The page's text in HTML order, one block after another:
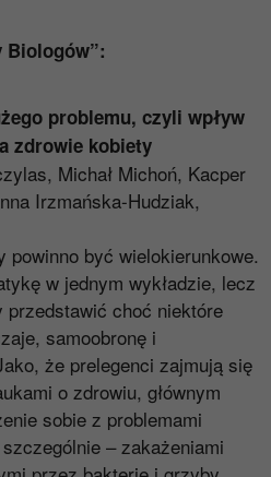
Biologów”:
problemu, czyli wpływ
zdrowie kobiety
Michał Michoń, Kacper
Irzmańska-Hudziak,
powinno być wielokierunkowe.
w jednym wykładzie, lecz
choć niektóre
samoobronę i
że prelegenci zajmują się
o zdrowiu, głównym
sobie z problemami
– zakażeniami